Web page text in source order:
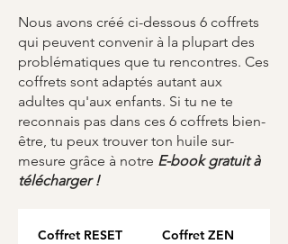
Nous avons créé ci-dessous 6 coffrets
qui peuvent convenir à la plupart des
problématiques que tu rencontres. Ces
coffrets sont adaptés autant aux
adultes qu'aux enfants. Si tu ne te
reconnais pas dans ces 6 coffrets bien-
être, tu peux trouver ton huile sur-
mesure grâce à notre E-book gratuit à
télécharger !
Coffret RESET Coffret ZEN